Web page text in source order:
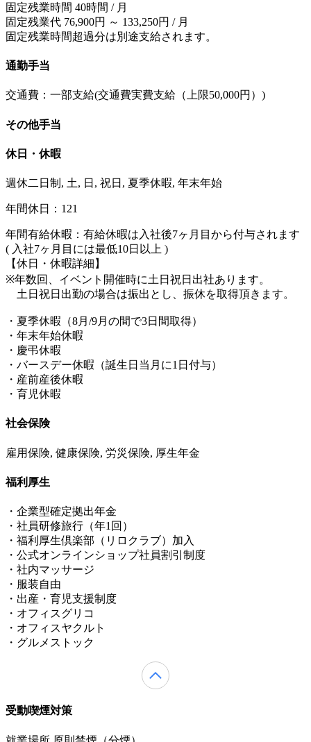
固定残業時間 40時間 / 月
固定残業代 76,900円 ～ 133,250円 / 月
固定残業時間超過分は別途支給されます。
通勤手当
交通費：一部支給(交通費実費支給（上限50,000円）)
その他手当
休日・休暇
週休二日制, 土, 日, 祝日, 夏季休暇, 年末年始
年間休日：121
年間有給休暇：有給休暇は入社後7ヶ月目から付与されます
( 入社7ヶ月目には最低10日以上 )
【休日・休暇詳細】
※年数回、イベント開催時に土日祝日出社あります。
土日祝日出勤の場合は振出とし、振休を取得頂きます。
・夏季休暇（8月/9月の間で3日間取得）
・年末年始休暇
・慶弔休暇
・バースデー休暇（誕生日当月に1日付与）
・産前産後休暇
・育児休暇
社会保険
雇用保険, 健康保険, 労災保険, 厚生年金
福利厚生
・企業型確定拠出年金
・社員研修旅行（年1回）
・福利厚生倶楽部（リロクラブ）加入
・公式オンラインショップ社員割引制度
・社内マッサージ
・服装自由
・出産・育児支援制度
・オフィスグリコ
・オフィスヤクルト
・グルメストック
受動喫煙対策